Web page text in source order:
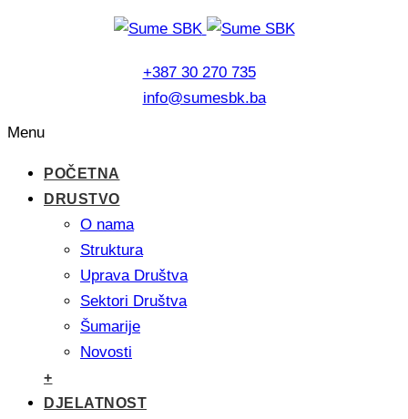
+387 30 270 735
info@sumesbk.ba
Menu
POČETNA
DRUSTVO
O nama
Struktura
Uprava Društva
Sektori Društva
Šumarije
Novosti
+
DJELATNOST